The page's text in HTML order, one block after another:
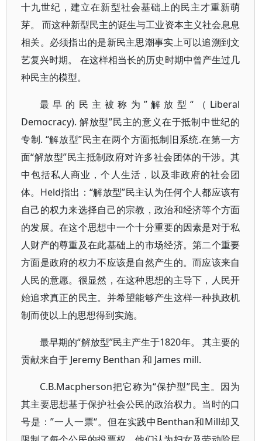
十九世纪，建立在新型社会基础上的民主才重新萌
芽。 而这种新型民主的诞生与工业资本主义社会息息
相关。必须指出的是新民主思潮事实上可以追溯到文
艺复兴时期。 在这样相当长的历史时期中曾产生过几
种民主的模型。
最早的民主被称为”解放型“（Liberal
Democracy). 解放型”民主的意义在于抵制中世纪的
专制. “解放型”民主在两个方面抵制旧系统.在第一方
面“解放型”民主抵制政府对许多社会团体的干涉。其
中包括私人商业，个人生活，以及非政府的社会团
体。Held指出：“解放型”民主认为任何个人都应该有
自己的权力来选择自己的宗教，政治和经济等个方面
的发展。在这个思想中一个十分重要的因素是对于私
人财产的尊重及在此基础上的市场经济。第二个重要
方面是政府的权力不应该是自然产生的。而应该来自
人民的意愿。很显然，在这种思想的主导下，人民开
始追求真正的民主。并希望能够产生这样一种执政机
制而使以上的思想得到实施。
最早期的“解放型”民主产生于1820年。 其主要的
贡献来自于 Jeremy Benthan 和 James mill.
C.B.Macpherson把它称为“保护型”民主。因为
其主要思想基于保护社会公民的政治权力。当时的口
号是：”一人一票“。但在实践中Benthan和Mill却又